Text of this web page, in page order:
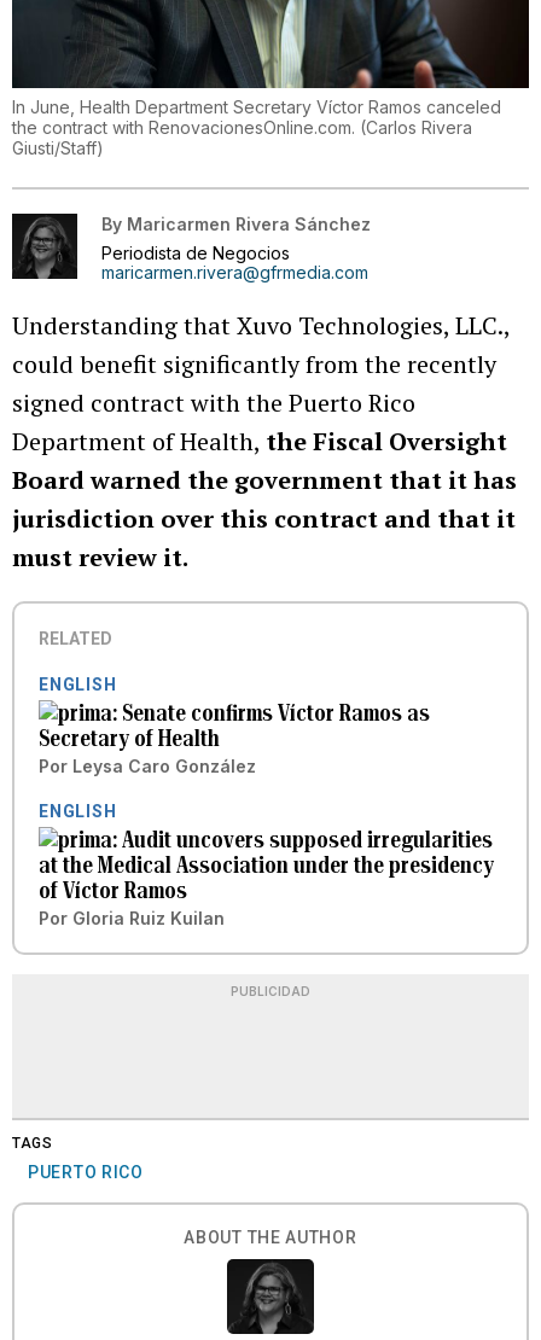
In June, Health Department Secretary Víctor Ramos canceled
the contract with RenovacionesOnline.com. (Carlos Rivera
Giusti/Staff)
By Maricarmen Rivera Sánchez
Periodista de Negocios
maricarmen.rivera@gfrmedia.com
Understanding that Xuvo Technologies, LLC.,
could benefit significantly from the recently
signed contract with the Puerto Rico
Department of Health, the Fiscal Oversight
Board warned the government that it has
jurisdiction over this contract and that it
must review it.
RELATED
ENGLISH
Senate confirms Víctor Ramos as
Secretary of Health
Por Leysa Caro González
ENGLISH
Audit uncovers supposed irregularities
at the Medical Association under the presidency
of Víctor Ramos
Por Gloria Ruiz Kuilan
PUBLICIDAD
TAGS
PUERTO RICO
ABOUT THE AUTHOR